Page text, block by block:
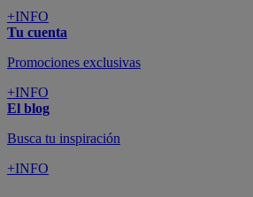
+INFO
Tu cuenta
Promociones exclusivas
+INFO
El blog
Busca tu inspiración
+INFO